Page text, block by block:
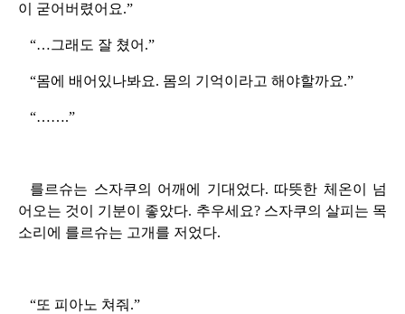
이 굳어버렸어요.”
“…그래도 잘 쳤어.”
“몸에 배어있나봐요. 몸의 기억이라고 해야할까요.”
“…….”
를르슈는 스자쿠의 어깨에 기대었다. 따뜻한 체온이 넘
어오는 것이 기분이 좋았다. 추우세요? 스자쿠의 살피는 목
소리에 를르슈는 고개를 저었다.
“또 피아노 쳐줘.”